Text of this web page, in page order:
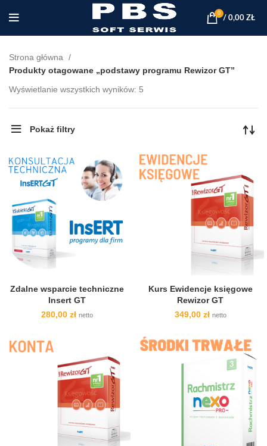
0
/ 0,00 ZŁ
Strona główna
Produkty otagowane „podstawy programu Rewizor GT”
Wyświetlanie wszystkich wyników: 5
Pokaż filtry
Zdalne wsparcie techniczne
Insert GT
280,00 zł netto
Kurs Ewidencje księgowe
Rewizor GT
349,00 zł netto